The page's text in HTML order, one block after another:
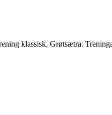
klassisk, Grøtsætra.